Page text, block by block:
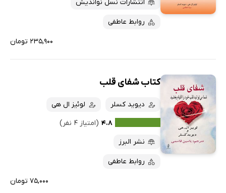
انتشارات نسل نواندیش
روابط عاطفی
۲۳۵,۹۰۰ تومان
کتاب شفای قلب
دیوید کسلر
لوئیز ال هی
۴.۸ (امتیاز ۴ نفر)
نشر البرز
روابط عاطفی
۷۵,۰۰۰ تومان